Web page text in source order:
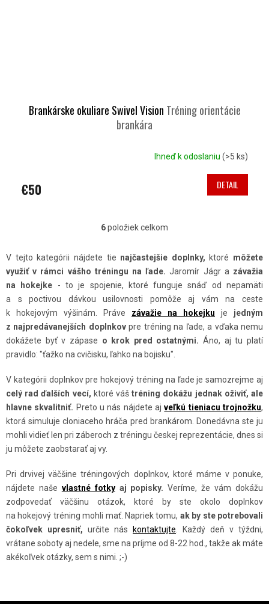
Brankárske okuliare Swivel Vision Tréning orientácie
brankára
Ihneď k odoslaniu (>5 ks)
€50 DETAIL
V
L
Á
D
A
C
I
E
P
R
V
K
Y
Ý
P
I
S
U
6položiek celkom
V tejto kategórii nájdete tie najčastejšie doplnky, ktoré môžete
využiť v rámci vášho tréningu na ľade. Jaromír Jágr a závažia
na hokejke - to je spojenie, ktoré funguje snáď od nepamäti
a s poctivou dávkou usilovnosti pomôže aj vám na ceste
k hokejovým výšinám. Práve závažie na hokejku je jedným
z najpredávanejších doplnkovpre tréning na ľade, a vďaka nemu
dokážete byť v zápase o krok pred ostatnými. Áno, aj tu platí
pravidlo: "ťažko na cvičisku, ľahko na bojisku".
V kategórii doplnkov pre hokejový tréning na ľade je samozrejme aj
celý rad ďalších vecí, ktoré váštréning dokážu jednak oživiť, ale
hlavne skvalitniť. Preto u nás nájdete ajveľkú tieniacu trojnožku,
ktorá simuluje cloniaceho hráča pred brankárom. Donedávna ste ju
mohli vidieť len pri záberoch z tréningu českej reprezentácie, dnes si
ju môžete zaobstarať aj vy.
Pri drvivej väčšine tréningových doplnkov, ktoré máme v ponuke,
nájdete naše vlastné fotkyaj popisky. Veríme, že vám dokážu
zodpovedať väčšinu otázok, ktoré by ste okolo doplnkov
na hokejový tréning mohli mať. Napriek tomu, ak by ste potrebovali
čokoľvek upresniť, určite nás kontaktujte . Každý deň v týždni,
vrátane soboty aj nedele, sme na príjme od 8-22 hod., takže ak máte
akékoľvek otázky, sem s nimi. ;-)